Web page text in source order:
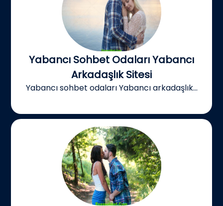
Yabancı Sohbet Odaları Yabancı
Arkadaşlık Sitesi
Yabancı sohbet odaları Yabancı arkadaşlık...